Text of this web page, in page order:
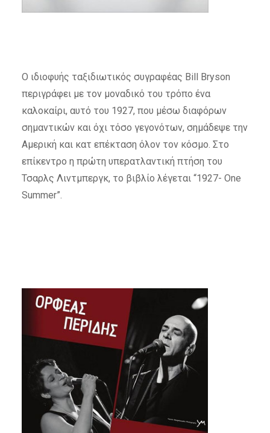
Ο ιδιοφυής ταξιδιωτικός συγραφέας Bill Bryson
περιγράφει με τον μοναδικό του τρόπο ένα
καλοκαίρι, αυτό του 1927, που μέσω διαφόρων
σημαντικών και όχι τόσο γεγονότων, σημάδεψε την
Αμερική και κατ επέκταση όλον τον κόσμο. Στο
επίκεντρο η πρώτη υπερατλαντική πτήση του
Τσαρλς Λιντμπεργκ, το βιβλίο λέγεται “1927- One
Summer”.